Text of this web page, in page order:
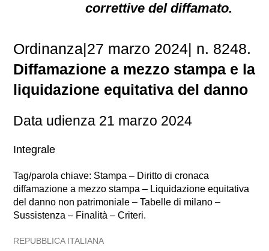
correttive del diffamato.
Ordinanza|27 marzo 2024| n. 8248.
Diffamazione a mezzo stampa e la
liquidazione equitativa del danno
Data udienza 21 marzo 2024
Integrale
Tag/parola chiave: Stampa – Diritto di cronaca
diffamazione a mezzo stampa – Liquidazione equitativa
del danno non patrimoniale – Tabelle di milano –
Sussistenza – Finalità – Criteri.
REPUBBLICA ITALIANA